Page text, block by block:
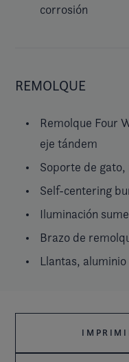
corrosión
REMOLQUE
Remolque Four
eje tándem
Soporte de
Self-centering
Iluminación
Brazo de
Llantas, aluminio